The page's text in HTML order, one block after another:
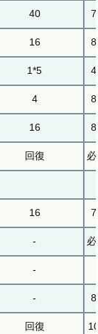
40
16
1*5
4
16
回復
16
-
-
-
回復